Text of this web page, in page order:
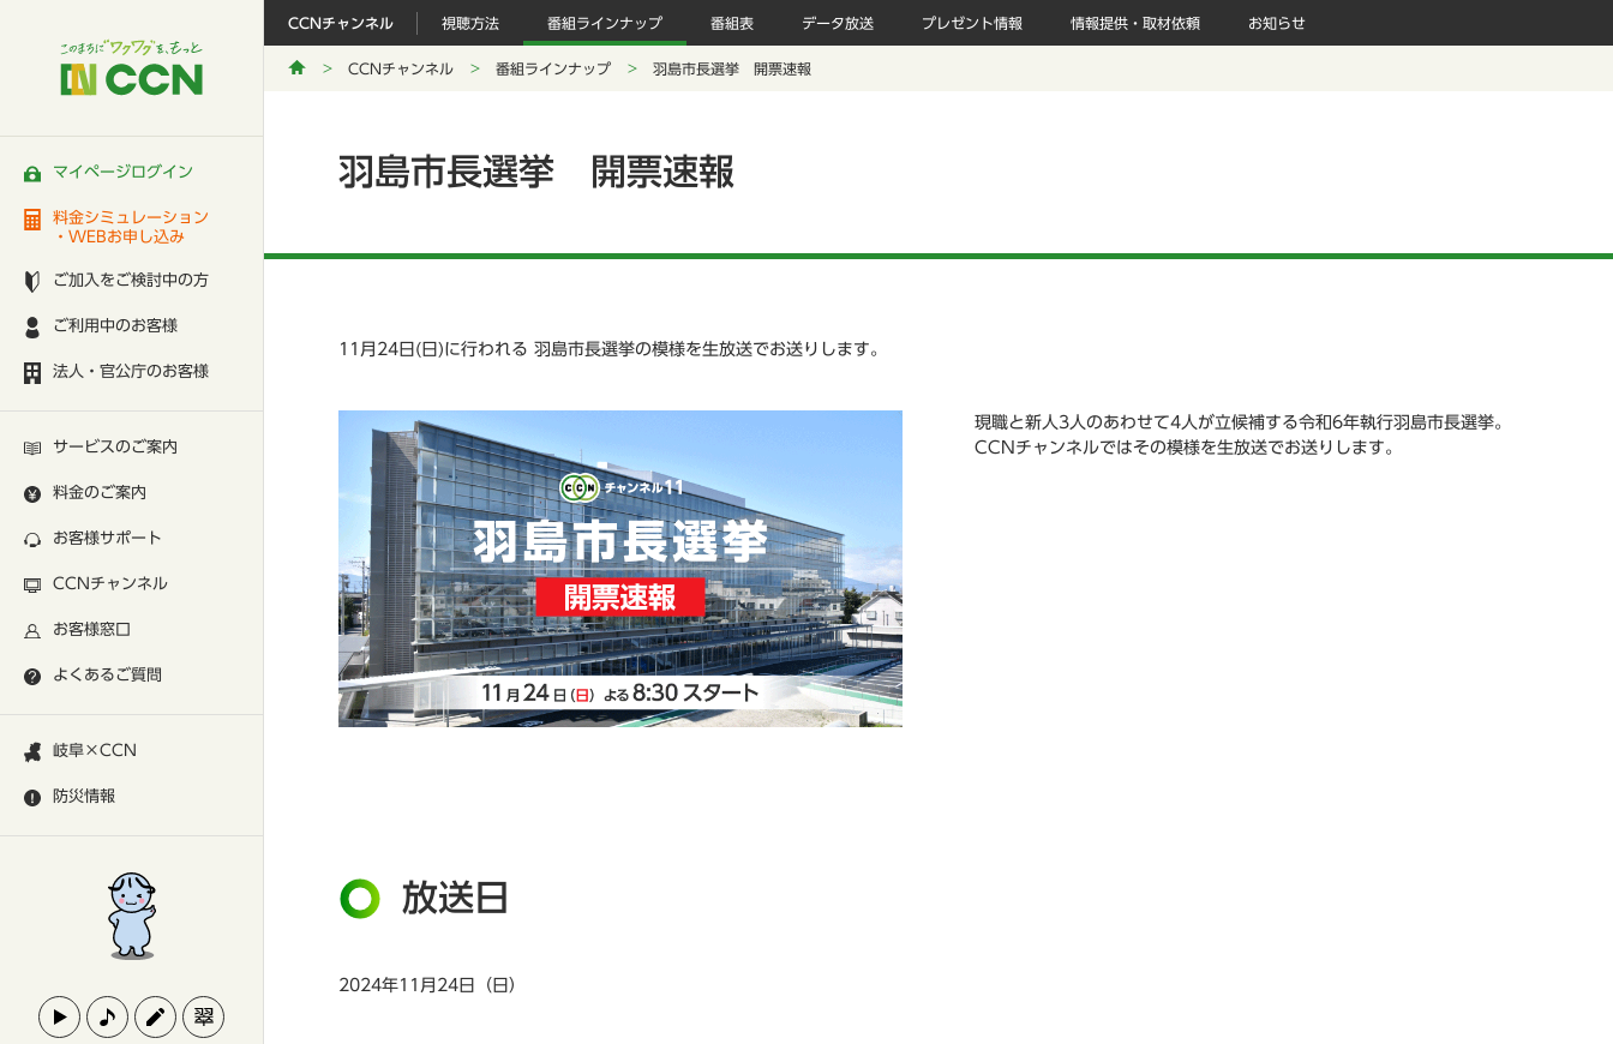
マイページログイン
料金シミュレーション
・WEBお申し込み
ご加入をご検討中の方
ご利用中のお客様
法人・官公庁のお客様
サービスのご案内
料金のご案内
お客様サポート
CCNチャンネル
お客様窓口
よくあるご質問
岐阜×CCN
防災情報
CCNチャンネル 視聴方法 番組ラインナップ 番組表 データ放送 プレゼント情報 情報提供・取材依頼 お知らせ
CCNチャンネル 番組ラインナップ 羽島市長選挙 開票速報
羽島市長選挙 開票速報
11月24日(日)に行われる 羽島市長選挙の模様を生放送でお送りします。
現職と新人3人のあわせて4人が立候補する令和6年執行羽島市長選挙。
CCNチャンネルではその模様を生放送でお送りします。
放送日
2024年11月24日（日）